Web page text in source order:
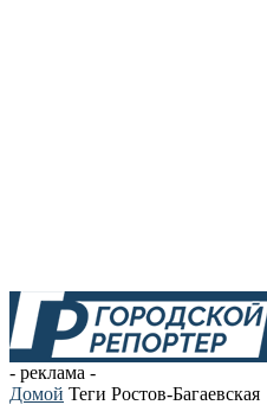
- реклама -
Домой Теги Ростов-Багаевская